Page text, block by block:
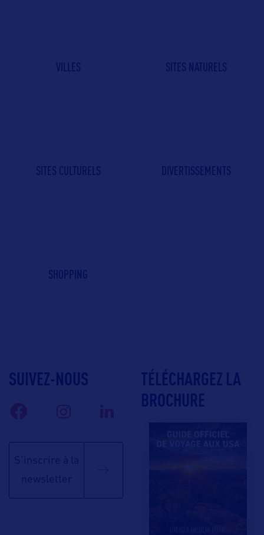
VILLES SITES NATURELS
SITES CULTURELS DIVERTISSEMENTS
SHOPPING
SUIVEZ-NOUS
S'inscrire à la
newsletter
TÉLÉCHARGEZ LA
BROCHURE